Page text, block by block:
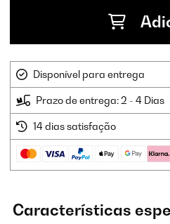
Disponível para entrega
Prazo de entrega: 2 - 4 Dias
14 dias satisfação
Características